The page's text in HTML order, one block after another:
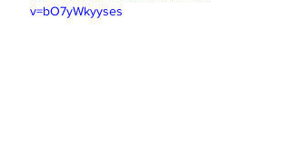
v=bO7yWkyyses